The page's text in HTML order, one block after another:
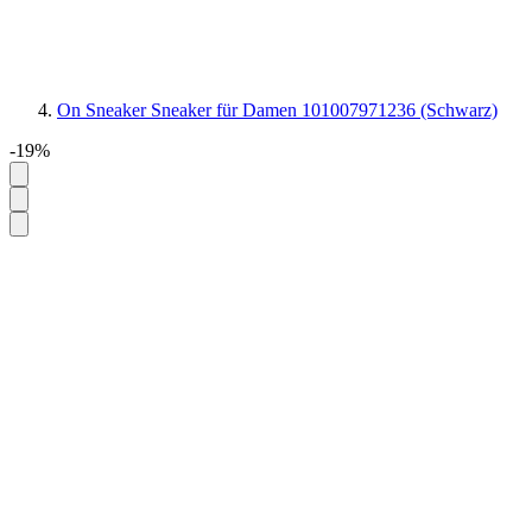
On Sneaker Sneaker für Damen 101007971236 (Schwarz)
-19%